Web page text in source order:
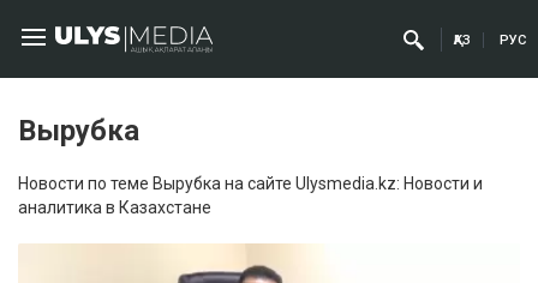
ҚАЗ РУС
Вырубка
Новости по теме Вырубка на сайте Ulysmedia.kz: Новости и
аналитика в Казахстане